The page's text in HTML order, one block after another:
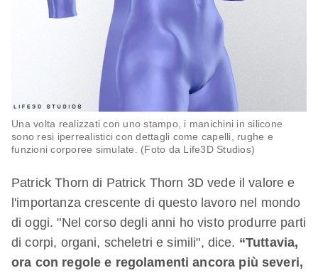
Una volta realizzati con uno stampo, i manichini in silicone
sono resi iperrealistici con dettagli come capelli, rughe e
funzioni corporee simulate. (Foto da Life3D Studios)
Patrick Thorn di Patrick Thorn 3D vede il valore e
l'importanza crescente di questo lavoro nel mondo
di oggi. "Nel corso degli anni ho visto produrre parti
di corpi, organi, scheletri e simili", dice. “Tuttavia,
ora con regole e regolamenti ancora più severi,